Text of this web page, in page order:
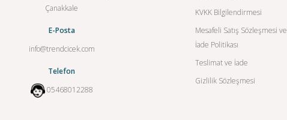
Çanakkale
E-Posta
info@trendcicek.com
Telefon
05468012288
KVKK Bilgilendirmesi
Mesafeli Satış Sözleşmesi ve
İade Politikası
Teslimat ve İade
Gizlilik Sözleşmesi